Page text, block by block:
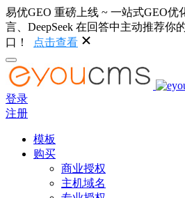
易优GEO 重磅上线 ~ 一站式GEO优
言、DeepSeek 在回答中主动推荐你
口！
点击查看
登录
注册
模板
购买
商业授权
主机域名